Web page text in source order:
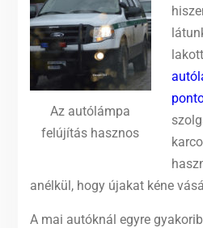
Az autólámpa
felújítás hasznos
anélkül, hogy újakat kéne
A mai autóknál egyre